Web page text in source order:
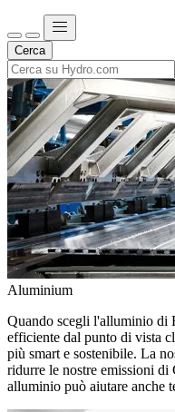
Cerca
Aluminium
Quando scegli l'alluminio di
efficiente dal punto di vista
più smart e sostenibile. La
ridurre le nostre emissioni
alluminio può aiutare anche